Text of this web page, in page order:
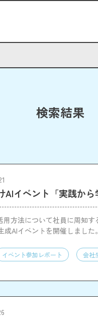
検索結果
AIイベント「実践か
用方法について社員に周知
成AIイベントを開催しまし
イベント参加レポート 会社